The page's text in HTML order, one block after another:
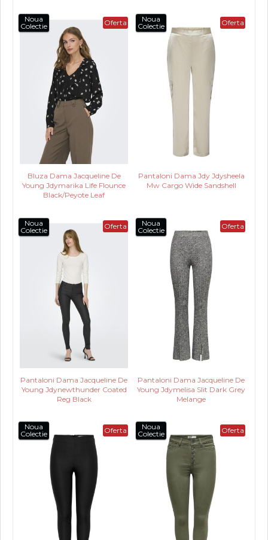
Oferta
Noua
Colectie
Bluza Dama Jacqueline De
Young Jdymarika Life Flounce
Black/Peyote Leaf
Oferta
Noua
Colectie
Pantaloni Dama Jdy Jdysheela
Mw Cargo Wide Sandshell
Oferta
Noua
Colectie
Pantaloni Dama Jacqueline De
Young Jdynewthunder Coated
Reg Black
Oferta
Noua
Colectie
Pantaloni Dama Jacqueline De
Young Jdymelisa Slit Dark Grey
Melange
Oferta
Noua
Colectie
Oferta
Noua
Colectie